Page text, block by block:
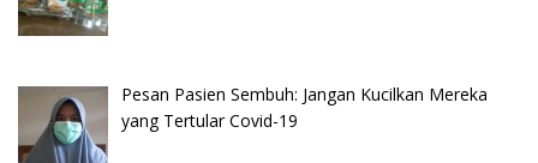
Pesan Pasien Sembuh: Jangan Kucilkan Mereka
yang Tertular Covid-19